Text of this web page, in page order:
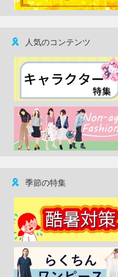
人気のコンテンツ
季節の特集